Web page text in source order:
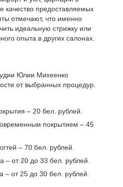
качество предоставляемых
отмечают, что именно
идеальную стрижку или
опыта в других салонах.
Юлии Михеенко
от выбранных процедур.
– 20 бел. рублей.
покрытием – 45
– 70 бел. рублей.
– от 20 до 33 бел. рублей.
– от 25 до 30 бел. рублей.